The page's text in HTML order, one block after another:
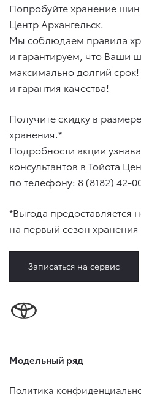
Попробуйте хранение
Центр Архангельск.
Мы соблюдаем правила
и гарантируем, что Ваши
максимально долгий
и гарантия качества!
Получите скидку в
хранения.*
Подробности акции
консультантов в Тойота
по телефону: 8 (8182) 42-
*Выгода предоставляется
на первый сезон
Записаться на сервис
Модельный ряд
Политика